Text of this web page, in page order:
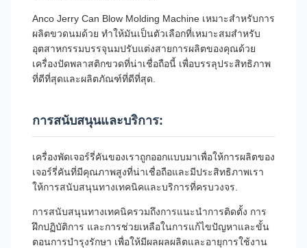
Anco Jerry Can Blow Molding Machine เหมาะสําหรับการ
ผลิตขวดนมด้วย ทําให้มันเป็นตัวเลือกที่เหมาะสมสําหรับ
อุตสาหกรรมบรรจุนมปรับแต่งสายการผลิตของคุณด้วย
เครื่องปัดพลาสติกขวดที่น่าเชื่อถือนี้ เพื่อบรรลุประสิทธิภาพ
ที่ดีที่สุดและผลิตภัณฑ์ที่ดีที่สุด.
การสนับสนุนและบริการ:
เครื่องพัดเจอร์รี่คันของเราถูกออกแบบมาเพื่อให้การผลิตของ
เจอร์รี่คันที่มีคุณภาพสูงที่น่าเชื่อถือและมีประสิทธิภาพเรา
ให้การสนับสนุนทางเทคนิคและบริการที่ครบวงจร.
การสนับสนุนทางเทคนิครวมถึงการแนะนําการติดตั้ง การ
ฝึกปฏิบัติการ และการช่วยเหลือในการแก้ไขปัญหาและขั้น
ตอนการบํารุงรักษา เพื่อให้มีผลผลผลิตและอายุการใช้งาน